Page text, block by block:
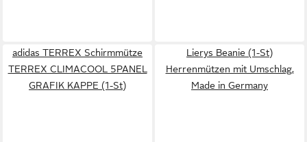
adidas TERREX Schirmmütze
TERREX CLIMACOOL 5PANEL
GRAFIK KAPPE (1-St)
Lierys Beanie (1-St)
Herrenmützen mit Umschlag,
Made in Germany